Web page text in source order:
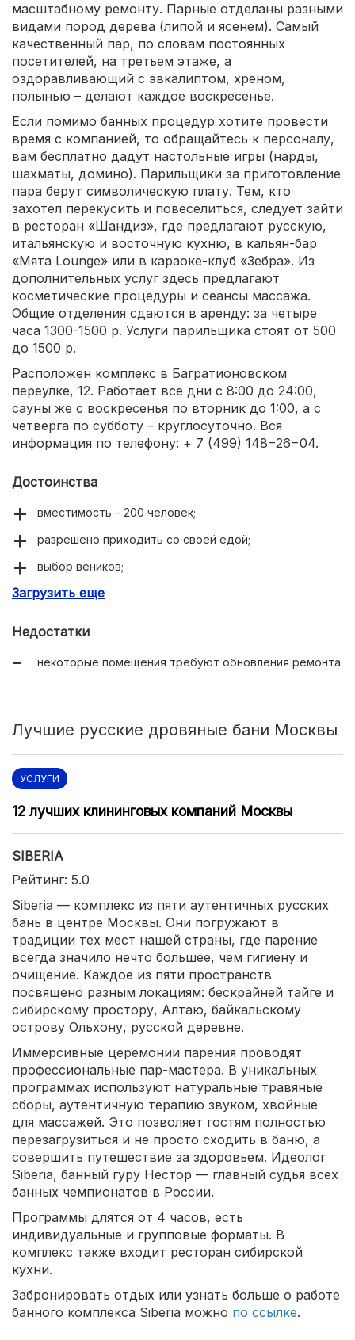
масштабному ремонту. Парные отделаны разными
видами пород дерева (липой и ясенем). Самый
качественный пар, по словам постоянных
посетителей, на третьем этаже, а
оздоравливающий с эвкалиптом, хреном,
полынью – делают каждое воскресенье.
Если помимо банных процедур хотите провести
время с компанией, то обращайтесь к персоналу,
вам бесплатно дадут настольные игры (нарды,
шахматы, домино). Парильщики за приготовление
пара берут символическую плату. Тем, кто
захотел перекусить и повеселиться, следует зайти
в ресторан «Шандиз», где предлагают русскую,
итальянскую и восточную кухню, в кальян-бар
«Мята Lounge» или в караоке-клуб «Зебра». Из
дополнительных услуг здесь предлагают
косметические процедуры и сеансы массажа.
Общие отделения сдаются в аренду: за четыре
часа 1300-1500 р. Услуги парильщика стоят от 500
до 1500 р.
Расположен комплекс в Багратионовском
переулке, 12. Работает все дни с 8:00 до 24:00,
сауны же с воскресенья по вторник до 1:00, а с
четверга по субботу – круглосуточно. Вся
информация по телефону: + 7 (499) 148−26−04.
Достоинства
вместимость – 200 человек;
разрешено приходить со своей едой;
выбор веников;
своя котельная;
Загрузить еще
Недостатки
некоторые помещения требуют обновления ремонта.
Лучшие русские дровяные бани Москвы
УСЛУГИ
12 лучших клининговых компаний Москвы
SIBERIA
Рейтинг: 5.0
Siberia — комплекс из пяти аутентичных русских
бань в центре Москвы. Они погружают в
традиции тех мест нашей страны, где парение
всегда значило нечто большее, чем гигиену и
очищение. Каждое из пяти пространств
посвящено разным локациям: бескрайней тайге и
сибирскому простору, Алтаю, байкальскому
острову Ольхону, русской деревне.
Иммерсивные церемонии парения проводят
профессиональные пар-мастера. В уникальных
программах используют натуральные травяные
сборы, аутентичную терапию звуком, хвойные
для массажей. Это позволяет гостям полностью
перезагрузиться и не просто сходить в баню, а
совершить путешествие за здоровьем. Идеолог
Siberia, банный гуру Нестор — главный судья всех
банных чемпионатов в России.
Программы длятся от 4 часов, есть
индивидуальные и групповые форматы. В
комплекс также входит ресторан сибирской
кухни.
Забронировать отдых или узнать больше о работе
банного комплекса Siberia можно по ссылке.